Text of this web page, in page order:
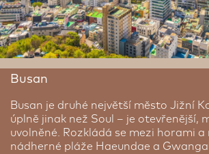
Busan
Busan je druhé největší město Jižní
úplně jinak než Soul – je otevřenější,
uvolněné. Rozkládá se mezi horami
nádherné pláže Haeundae a